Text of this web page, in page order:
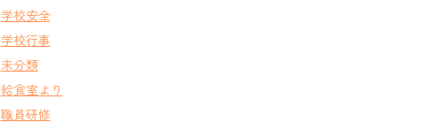
学校安全
学校行事
未分類
給食室より
職員研修